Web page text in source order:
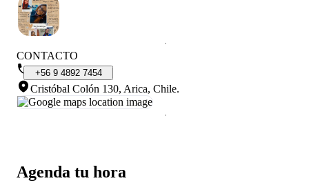
Agenda tu hora
CONTACTO
+56 9 4892 7454
Cristóbal Colón 130, Arica, Chile.